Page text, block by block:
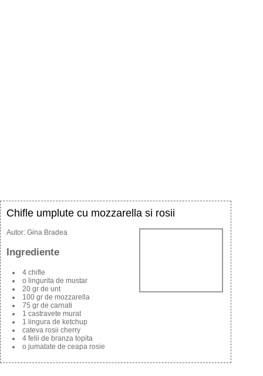
Chifle umplute cu mozzarella si rosii
Autor: Gina Bradea
Ingrediente
4 chifle
o lingurita de mustar
20 gr de unt
100 gr de mozzarella
75 gr de carnati
1 castravete murat
1 lingura de ketchup
cateva rosii cherry
4 felii de branza topita
o jumatate de ceapa rosie